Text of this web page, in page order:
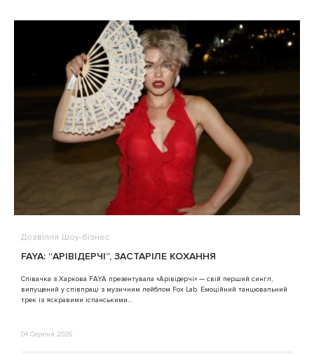
Дозвілля Шоу-бізнес
FAYA: “АРІВІДЕРЧІ”, ЗАСТАРІЛЕ КОХАННЯ
Співачка з Харкова FAYA презентувала «Арівідерчі» — свій перший сингл,
випущений у співпраці з музичним лейблом Fox Lab. Емоційний танцювальний
трек із яскравими іспанськими...
04 Серпня 2026